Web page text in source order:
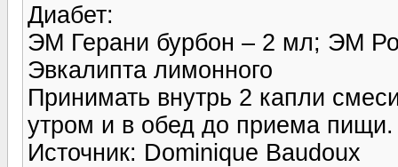
Диабет:
ЭМ Герани бурбон – 2 мл; ЭМ
Эвкалипта лимонного
Принимать внутрь 2 капли
утром и в обед до приема
Источник: Dominique Baudoux